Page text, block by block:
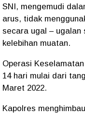
SNI, mengemudi
arus, tidak
secara ugal – ugalan
kelebihan muatan.
Operasi
14 hari mulai dari
Maret 2022.
Kapolres